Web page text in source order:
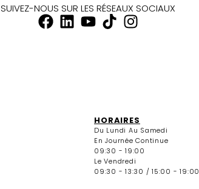
SUIVEZ-NOUS SUR LES RÉSEAUX SOCIAUX
HORAIRES
Du Lundi Au Samedi
En Journée Continue
09:30 - 19:00
Le Vendredi
09:30 - 13:30 / 15:00 - 19:00